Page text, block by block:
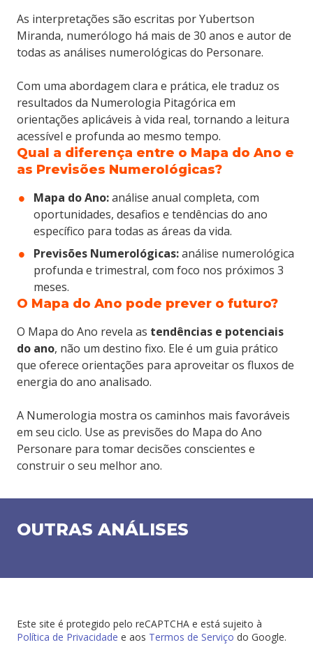
As interpretações são escritas por Yubertson
Miranda, numerólogo há mais de 30 anos e autor de
todas as análises numerológicas do Personare.
Com uma abordagem clara e prática, ele traduz os
resultados da Numerologia Pitagórica em
orientações aplicáveis à vida real, tornando a leitura
acessível e profunda ao mesmo tempo.
Qual a diferença entre o Mapa do Ano e
as Previsões Numerológicas?
Mapa do Ano:análise anual completa, com
oportunidades, desafios e tendências do ano
específico para todas as áreas da vida.
Previsões Numerológicas:análise numerológica
profunda e trimestral, com foco nos próximos 3
meses.
O Mapa do Ano pode prever o futuro?
O Mapa do Ano revela as tendências e potenciais
do ano, não um destino fixo. Ele é um guia prático
que oferece orientações para aproveitar os fluxos de
energia do ano analisado.
A Numerologia mostra os caminhos mais favoráveis
em seu ciclo. Use as previsões do Mapa do Ano
Personare para tomar decisões conscientes e
construir o seu melhor ano.
OUTRAS ANÁLISES
Este site é protegido pelo reCAPTCHA e está sujeito à
Política de Privacidade e aos Termos de Serviço do Google.